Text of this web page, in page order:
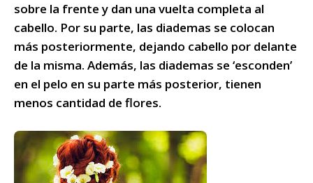
sobre la frente y dan una vuelta completa al
cabello. Por su parte, las diademas se colocan
más posteriormente, dejando cabello por delante
de la misma. Además, las diademas se ‘esconden’
en el pelo en su parte más posterior, tienen
menos cantidad de flores.